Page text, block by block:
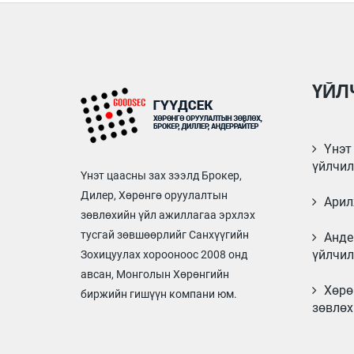
Үнэт цаасны зах зээлд Брокер,
Дилер, Хөрөнгө оруулалтын
зөвлөхийн үйл ажиллагаа эрхлэх
тусгай зөвшөөрлийг Санхүүгийн
Зохицуулах хорооноос 2008 онд
авсан, Монголын Хөрөнгийн
биржийн гишүүн компани юм.